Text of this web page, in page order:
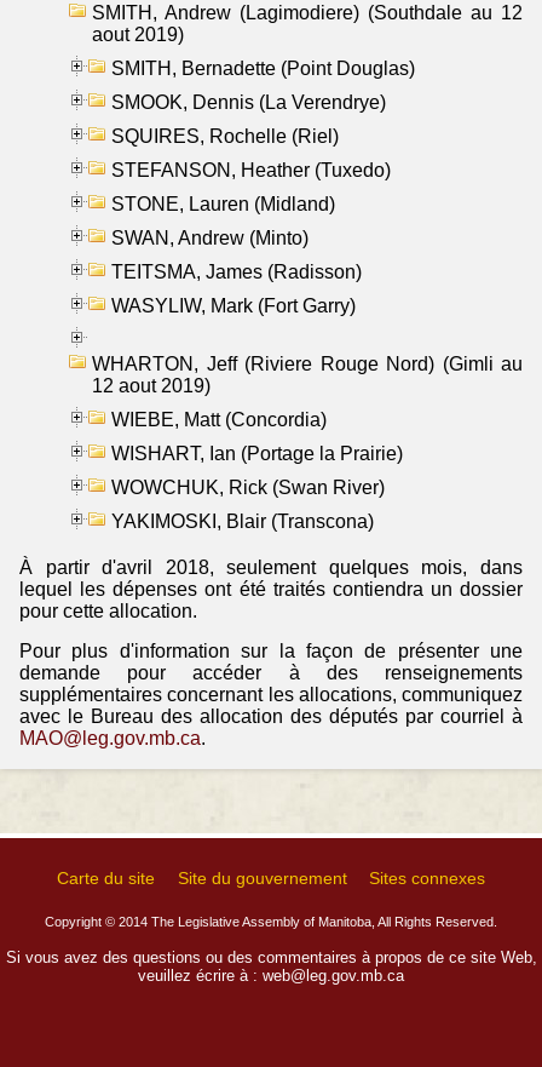
SMITH, Andrew (Lagimodiere) (Southdale au 12
aout 2019)
SMITH, Bernadette (Point Douglas)
SMOOK, Dennis (La Verendrye)
SQUIRES, Rochelle (Riel)
STEFANSON, Heather (Tuxedo)
STONE, Lauren (Midland)
SWAN, Andrew (Minto)
TEITSMA, James (Radisson)
WASYLIW, Mark (Fort Garry)
WHARTON, Jeff (Riviere Rouge Nord) (Gimli au
12 aout 2019)
WIEBE, Matt (Concordia)
WISHART, Ian (Portage la Prairie)
WOWCHUK, Rick (Swan River)
YAKIMOSKI, Blair (Transcona)
À partir d'avril 2018, seulement quelques mois, dans
lequel les dépenses ont été traités contiendra un dossier
pour cette allocation.
Pour plus d'information sur la façon de présenter une
demande pour accéder à des renseignements
supplémentaires concernant les allocations, communiquez
avec le Bureau des allocation des députés par courriel à
MAO@leg.gov.mb.ca.
Carte du site Site du gouvernement Sites connexes
Copyright © 2014 The Legislative Assembly of Manitoba, All Rights Reserved.
Si vous avez des questions ou des commentaires à propos de ce site Web,
veuillez écrire à : web@leg.gov.mb.ca